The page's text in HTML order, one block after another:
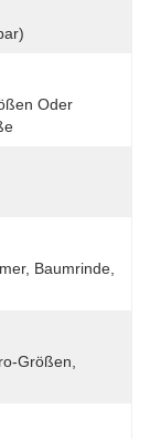
Oder
Baumrinde,
Größen,